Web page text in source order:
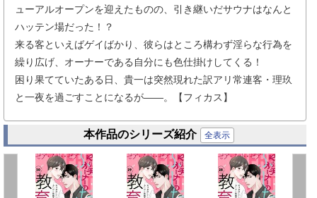
ューアルオープンを迎えたものの、引き継いだサウナはなんと
ハッテン場だった！？
来る客といえばゲイばかり、彼らはところ構わず淫らな行為を
繰り広げ、オーナーである自分にも色仕掛けしてくる！
困り果てていたある日、貴一は突然現れた訳アリ常連客・理玖
と一夜を過ごすことになるが――。【フィカス】
本作品のシリーズ紹介 全表示